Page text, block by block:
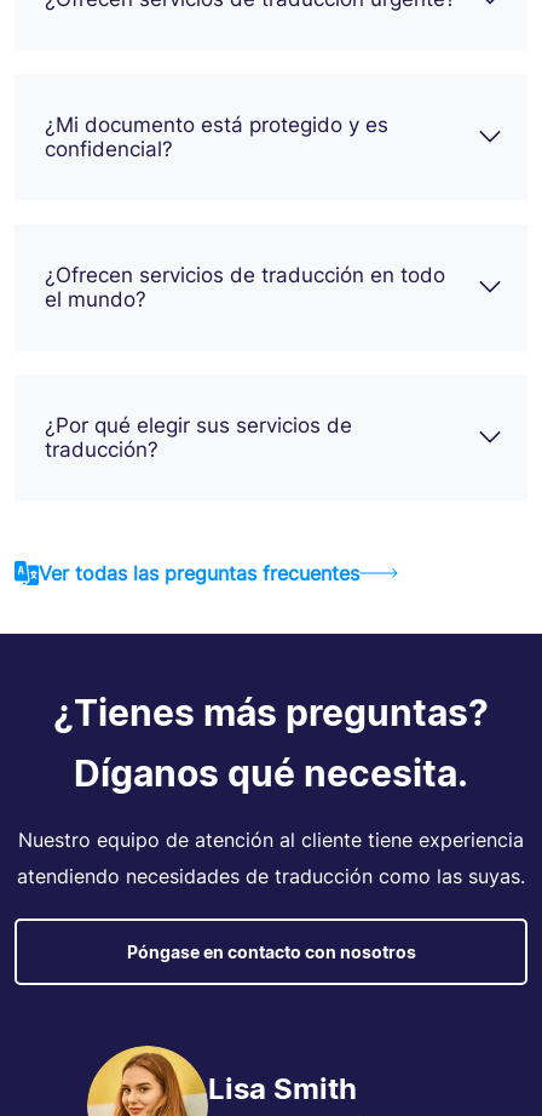
¿Mi documento está protegido y es
confidencial?
¿Ofrecen servicios de traducción en todo
el mundo?
¿Por qué elegir sus servicios de
traducción?
Ver todas las preguntas frecuentes
¿Tienes más preguntas?
Díganos qué necesita.
Nuestro equipo de atención al cliente tiene experiencia
atendiendo necesidades de traducción como las suyas.
Póngase en contacto con nosotros
Lisa Smith